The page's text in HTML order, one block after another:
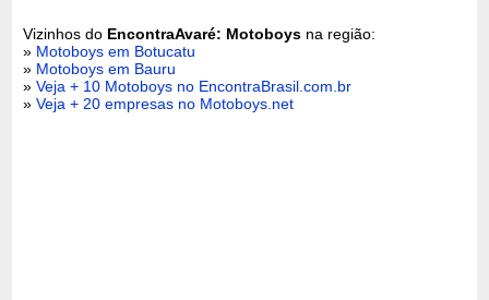
Vizinhos do EncontraAvaré: Motoboys na região:
» Motoboys em Botucatu
» Motoboys em Bauru
»Veja + 10 Motoboys no EncontraBrasil.com.br
»Veja + 20 empresas no Motoboys.net